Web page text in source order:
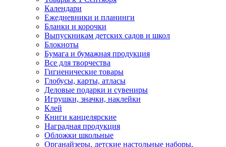
Календари
Ежедневники и планинги
Бланки и корочки
Выпускникам детских садов и школ
Блокноты
Бумага и бумажная продукция
Все для творчества
Гигиенические товары
Глобусы, карты, атласы
Деловые подарки и сувениры
Игрушки, значки, наклейки
Клей
Книги канцелярские
Наградная продукция
Обложки школьные
Органайзеры, детские настольные наборы,